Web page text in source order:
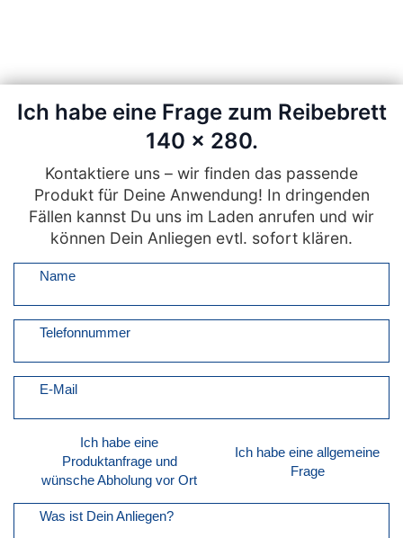
Ich habe eine Frage zum Reibebrett
140 x 280.
Kontaktiere uns – wir finden das passende
Produkt für Deine Anwendung! In dringenden
Fällen kannst Du uns im Laden anrufen und wir
können Dein Anliegen evtl. sofort klären.
Name
Telefonnummer
E-Mail
Ich habe eine
Produktanfrage und
wünsche Abholung vor Ort
Ich habe eine allgemeine
Frage
Was ist Dein Anliegen?